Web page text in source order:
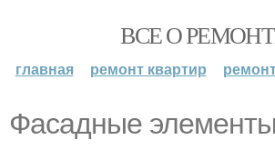
ВСЕ О
главная ремонт квартир
Фасадные элементы